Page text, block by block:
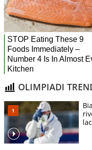
OLIMPIADI